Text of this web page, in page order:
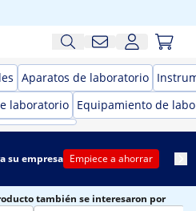
Aparatos de laboratorio
laboratorio Equipamiento de
su empresa Empiece a ahorrar
también se interesaron por